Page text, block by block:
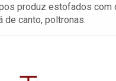
produz estofados
canto, poltronas.